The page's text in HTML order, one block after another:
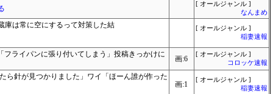
[ オールジャンル ]
なんまめ
庫は常に空にするって対策した結
[ オールジャンル ]
稲妻速報
ライパンに張り付いてしまう」投稿きっかけに
画:6
[ オールジャンル ]
コロッケ速報
ら針が見つかりました」ワイ「ほーん誰が作った
画:1
[ オールジャンル ]
稲妻速報